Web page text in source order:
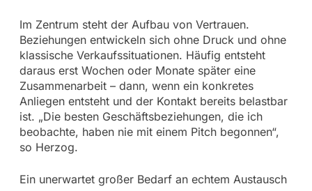
Im Zentrum steht der Aufbau von Vertrauen.
Beziehungen entwickeln sich ohne Druck und ohne
klassische Verkaufssituationen. Häufig entsteht
daraus erst Wochen oder Monate später eine
Zusammenarbeit – dann, wenn ein konkretes
Anliegen entsteht und der Kontakt bereits belastbar
ist. „Die besten Geschäftsbeziehungen, die ich
beobachte, haben nie mit einem Pitch begonnen“,
so Herzog.
Ein unerwartet großer Bedarf an echtem Austausch